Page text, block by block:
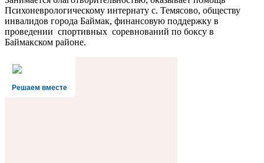
Психоневрологическому интернату с. Темясово, обществу
инвалидов города Баймак, финансовую поддержку в
проведении спортивных соревнований по боксу в
Баймакском районе.
Решаем вместе